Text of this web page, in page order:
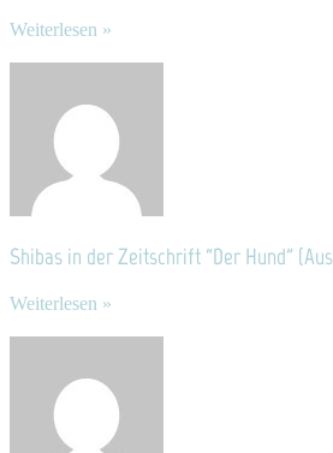
Weiterlesen »
Shibas in der Zeitschrift “Der Hund”
Weiterlesen »